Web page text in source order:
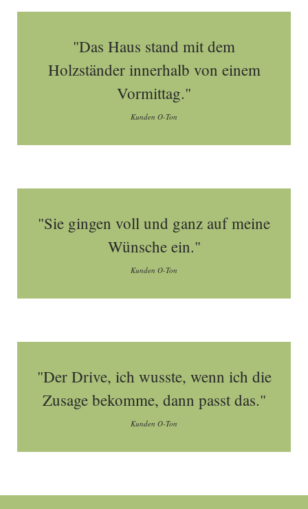
"Das Haus stand mit dem
Holzständer innerhalb von einem
Vormittag."
Kunden O-Ton
"Sie gingen voll und ganz auf meine
Wünsche ein."
Kunden O-Ton
"Der Drive, ich wusste, wenn ich die
Zusage bekomme, dann passt das."
Kunden O-Ton